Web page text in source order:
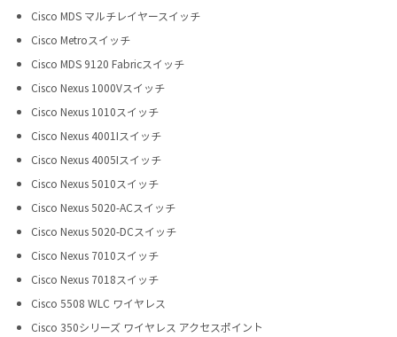
Cisco MDS マルチレイヤースイッチ
Cisco Metroスイッチ
Cisco MDS 9120 Fabricスイッチ
Cisco Nexus 1000Vスイッチ
Cisco Nexus 1010スイッチ
Cisco Nexus 4001Iスイッチ
Cisco Nexus 4005Iスイッチ
Cisco Nexus 5010スイッチ
Cisco Nexus 5020-ACスイッチ
Cisco Nexus 5020-DCスイッチ
Cisco Nexus 7010スイッチ
Cisco Nexus 7018スイッチ
Cisco 5508 WLC ワイヤレス
Cisco 350シリーズ ワイヤレス アクセスポイント